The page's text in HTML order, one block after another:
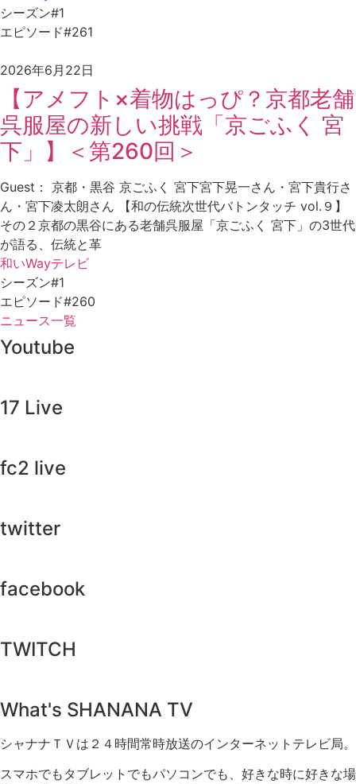
シーズン#1
エピソード#261
2026年6月22日
【アメフト×着物はっぴ？京都老舗
呉服屋の新しい挑戦「京ごふく 宮
下」】＜第260回＞
Guest： 京都・黒谷 京ごふく 宮下宮下晃一さん・宮下貴行さ
ん・宮下凌太朗さん 【和の伝統次世代バトンタッチ vol.９】
その２京都の黒谷にある老舗呉服屋「京ごふく 宮下」の3世代
が語る、伝統と革
和いWayテレビ
シーズン#1
エピソード#260
ニュース一覧
Youtube
17 Live
fc2 live
twitter
facebook
TWITCH​
What's SHANANA TV
シャナナＴＶは２４時間常時放送のインターネットテレビ局。
スマホでもタブレットでもパソコンでも、好きな時に好きな場